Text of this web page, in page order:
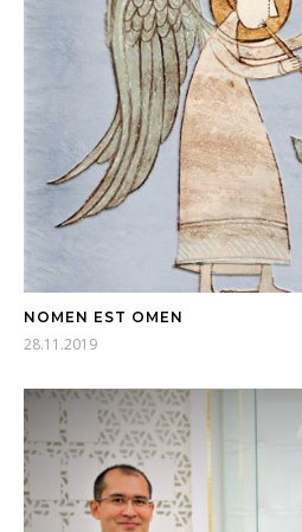
NOMEN EST OMEN
28.11.2019